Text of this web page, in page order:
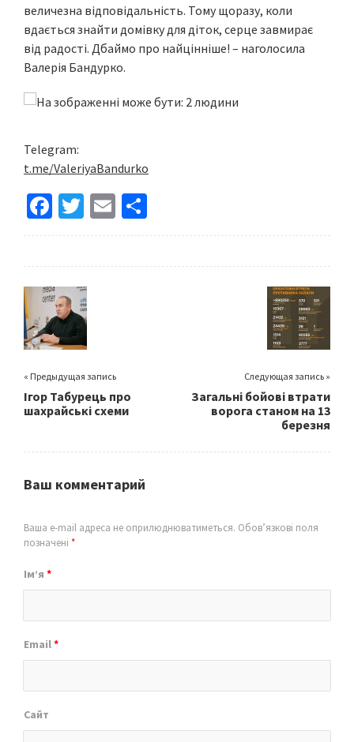
величезна відповідальність. Тому щоразу, коли
вдається знайти домівку для діток, серце завмирає
від радості. Дбаймо про найцінніше! – наголосила
Валерія Бандурко.
Telegram:
t.me/ValeriyaBandurko
Fa
ce
o
o
k
T
wi
er
E
m h
« Предыдущая запись
Ігор Табурець про
шахрайські схеми
Следующая запись »
Загальні бойові втрати
ворога станом на 13
березня
Ваш комментарий
Ваша e-mail адреса не оприлюднюватиметься. Обов’язкові поля
позначені *
Ім’я *
Email*
Сайт